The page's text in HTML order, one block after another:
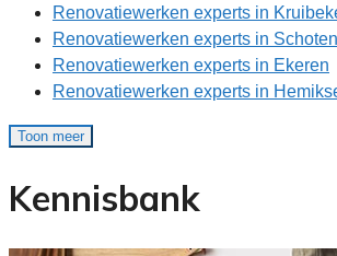
Renovatiewerken experts in
Renovatiewerken experts in Schoten
Renovatiewerken experts in Ekeren
Renovatiewerken experts in
Toon meer
Kennisbank